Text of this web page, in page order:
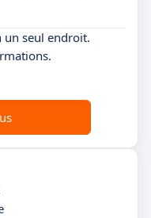
un seul endroit.